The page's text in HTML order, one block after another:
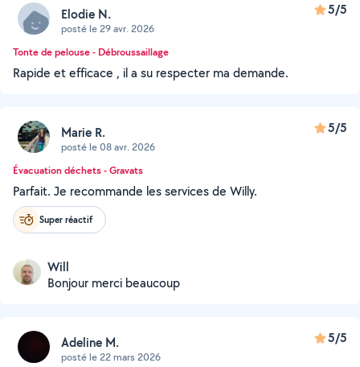
Elodie N.
posté le 29 avr. 2026
5/5
Tonte de pelouse - Débroussaillage
Rapide et efficace , il a su respecter ma demande.
Marie R.
posté le 08 avr. 2026
5/5
Évacuation déchets - Gravats
Parfait. Je recommande les services de Willy.
Super réactif
Will
Bonjour merci beaucoup
Adeline M.
posté le 22 mars 2026
5/5